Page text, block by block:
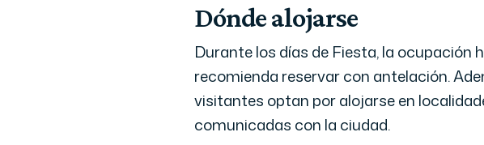
Dónde alojarse
Durante los días de Fiesta, la ocupación
recomienda reservar con antelación.
visitantes optan por alojarse en
comunicadas con la ciudad.